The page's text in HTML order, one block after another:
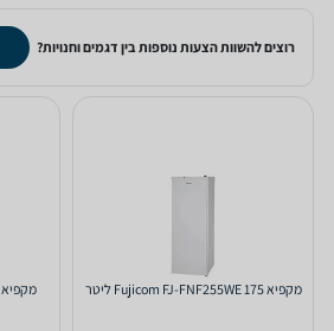
רוצים להשוות הצעות נוספות בין דגמים וחנויות?
מקפיא Fujicom FJ-FNF255WE 175 ליטר מקפיא Fujicom FJFNF226 213 ליטר